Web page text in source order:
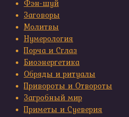
Фэн-шуй
Заговоры
Молитвы
Нумерология
Порча и Сглаз
Биоэнергетика
Обряды и ритуалы
Привороты и Отвороты
Загробный мир
Приметы и Суеверия